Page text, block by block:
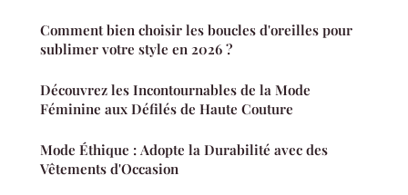
Comment bien choisir les boucles d'oreilles pour
sublimer votre style en 2026 ?
Découvrez les Incontournables de la Mode
Féminine aux Défilés de Haute Couture
Mode Éthique : Adopte la Durabilité avec des
Vêtements d'Occasion